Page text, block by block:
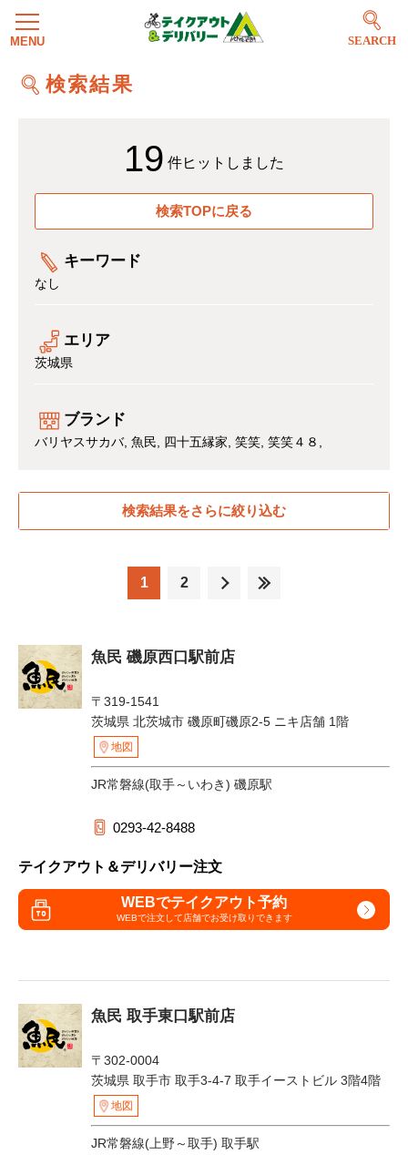
SEARCH
検索結果
19 件ヒットしました
検索TOPに戻る
キーワード
なし
エリア
茨城県
ブランド
バリヤスサカバ 魚民 四十五縁家 笑笑 笑笑４８
検索結果をさらに絞り込む
1 2
魚民 磯原西口駅前店
〒319-1541
茨城県 北茨城市 磯原町磯原2-5 ニキ店舗 1階
地図
JR常磐線(取手～いわき) 磯原駅
0293-42-8488
テイクアウト＆デリバリー注文
WEBでテイクアウト予約
WEBで注文して店舗でお受け取りできます
魚民 取手東口駅前店
〒302-0004
茨城県 取手市 取手3-4-7 取手イーストビル 3階4階
地図
JR常磐線(上野～取手) 取手駅